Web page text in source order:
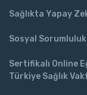
Sağlıkta Yapay
Sosyal Sorumluluk
Sertifikalı Online
Türkiye Sağlık